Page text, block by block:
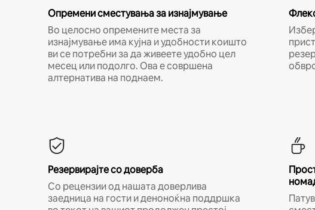
Опремени сместувања за изнајмување
Во целосно опремените места за
изнајмување има кујна и удобности коишто
ви се потребни за да живеете удобно цел
месец или подолго. Ова е совршена
алтернатива на поднаем.
Резервирајте со доверба
Со рецензии од нашата доверлива
заедница на гости и деноноќна поддршка